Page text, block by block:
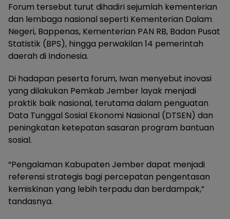
Forum tersebut turut dihadiri sejumlah kementerian
dan lembaga nasional seperti Kementerian Dalam
Negeri, Bappenas, Kementerian PAN RB, Badan Pusat
Statistik (BPS), hingga perwakilan 14 pemerintah
daerah di Indonesia.
Di hadapan peserta forum, Iwan menyebut inovasi
yang dilakukan Pemkab Jember layak menjadi
praktik baik nasional, terutama dalam penguatan
Data Tunggal Sosial Ekonomi Nasional (DTSEN) dan
peningkatan ketepatan sasaran program bantuan
sosial.
“Pengalaman Kabupaten Jember dapat menjadi
referensi strategis bagi percepatan pengentasan
kemiskinan yang lebih terpadu dan berdampak,”
tandasnya.